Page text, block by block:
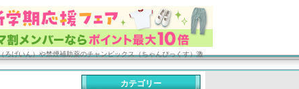
げいん）や禁煙補助薬のチャンピックス（ちゃんぴっくす）激
カテゴリー